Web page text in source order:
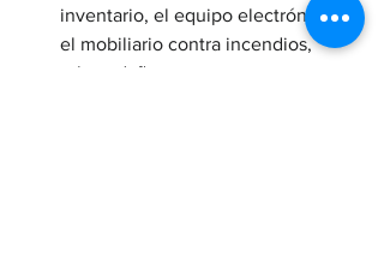
inventario, el equipo electrónico y
el mobiliario contra incendios,
robos, daños por agua y